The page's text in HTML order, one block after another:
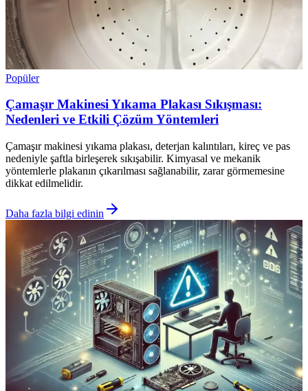
Popüler
Çamaşır Makinesi Yıkama Plakası Sıkışması:
Nedenleri ve Etkili Çözüm Yöntemleri
Çamaşır makinesi yıkama plakası, deterjan kalıntıları, kireç ve pas
nedeniyle şaftla birleşerek sıkışabilir. Kimyasal ve mekanik
yöntemlerle plakanın çıkarılması sağlanabilir, zarar görmemesine
dikkat edilmelidir.
Daha fazla bilgi edinin